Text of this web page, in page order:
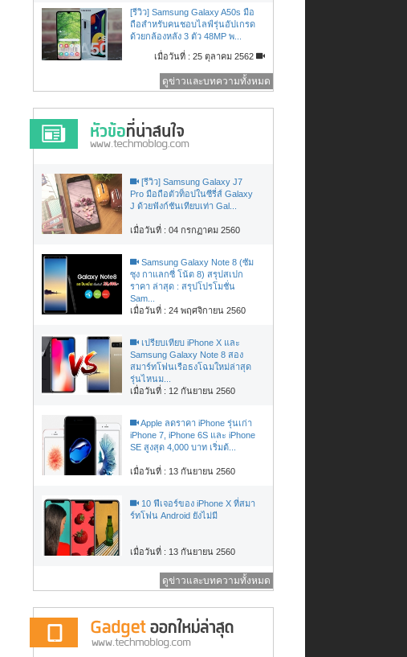
[รีวิว] Samsung Galaxy A50s มือ
ถือสำหรับคนชอบไลฟ์รุ่นอัปเกรด
ด้วยกล้องหลัง 3 ตัว 48MP พ...
เมื่อวันที่ : 25 ตุลาคม 2562
ดูข่าวและบทความทั้งหมด
[รีวิว] Samsung Galaxy J7
Pro มือถือตัวท็อปในซีรี่ส์ Galaxy
J ด้วยฟังก์ชันเทียบเท่า Gal...
เมื่อวันที่ : 04 กรกฏาคม 2560
Samsung Galaxy Note 8 (ซัม
ซุง กาแลกซี่ โน้ต 8) สรุปสเปก
ราคา ล่าสุด : สรุปโปรโมชั่น
Sam...
เมื่อวันที่ : 24 พฤศจิกายน 2560
เปรียบเทียบ iPhone X และ
Samsung Galaxy Note 8 สอง
สมาร์ทโฟนเรือธงโฉมใหม่ล่าสุด
รุ่นไหนม...
เมื่อวันที่ : 12 กันยายน 2560
Apple ลดราคา iPhone รุ่นเก่า
iPhone 7, iPhone 6S และ iPhone
SE สูงสุด 4,000 บาท เริ่มต้...
เมื่อวันที่ : 13 กันยายน 2560
10 ฟีเจอร์ของ iPhone X ที่สมา
ร์ทโฟน Android ยังไม่มี
เมื่อวันที่ : 13 กันยายน 2560
ดูข่าวและบทความทั้งหมด